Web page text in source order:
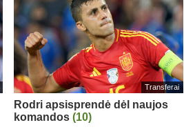
Transferai
Rodri apsisprendė dėl naujos
komandos (10)